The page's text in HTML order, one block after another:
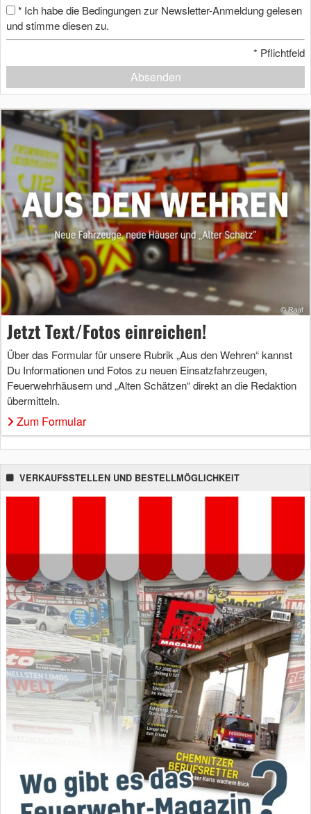
* Ich habe die Bedingungen zur Newsletter-Anmeldung gelesen
und stimme diesen zu.
* Pflichtfeld
Absenden
Jetzt Text/Fotos einreichen!
Über das Formular für unsere Rubrik „Aus den Wehren“ kannst
Du Informationen und Fotos zu neuen Einsatzfahrzeugen,
Feuerwehrhäusern und „Alten Schätzen“ direkt an die Redaktion
übermitteln.
Zum Formular
VERKAUFSSTELLEN UND BESTELLMÖGLICHKEIT